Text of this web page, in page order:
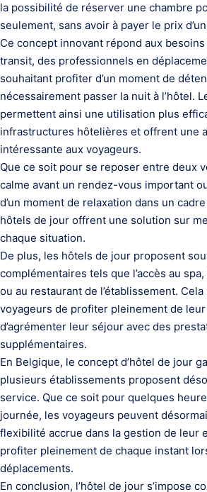
la possibilité de réserver une chambre
seulement, sans avoir à payer le prix
Ce concept innovant répond aux
transit, des professionnels en
souhaitant profiter d’un moment de
nécessairement passer la nuit à l’hôtel.
permettent ainsi une utilisation plus
infrastructures hôtelières et offrent une
intéressante aux voyageurs.
Que ce soit pour se reposer entre deux
calme avant un rendez-vous important
d’un moment de relaxation dans un
hôtels de jour offrent une solution sur
chaque situation.
De plus, les hôtels de jour proposent
complémentaires tels que l’accès au
ou au restaurant de l’établissement.
voyageurs de profiter pleinement de
d’agrémenter leur séjour avec des
supplémentaires.
En Belgique, le concept d’hôtel de jour
plusieurs établissements proposent
service. Que ce soit pour quelques
journée, les voyageurs peuvent
flexibilité accrue dans la gestion de leur
profiter pleinement de chaque instant
déplacements.
En conclusion, l’hôtel de jour s’impose